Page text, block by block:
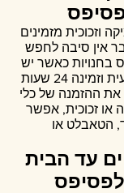
וזכוכית מזמינים
אין סיבה לחפש
בחנויות כאשר יש
לכם חנות און ליין מקצועית וזמינה 24 שעות
את ההזמנה של כלי
או זכוכית, אפשר
הטאבלט או
עד הבית